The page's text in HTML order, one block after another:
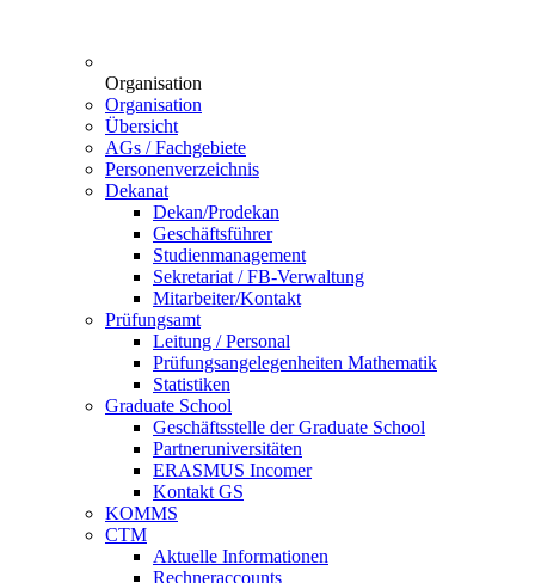
Organisation
Organisation
Übersicht
AGs / Fachgebiete
Personenverzeichnis
Dekanat
Dekan/Prodekan
Geschäftsführer
Studienmanagement
Sekretariat / FB-Verwaltung
Mitarbeiter/Kontakt
Prüfungsamt
Leitung / Personal
Prüfungsangelegenheiten Mathematik
Statistiken
Graduate School
Geschäftsstelle der Graduate School
Partneruniversitäten
ERASMUS Incomer
Kontakt GS
KOMMS
CTM
Aktuelle Informationen
Rechneraccounts